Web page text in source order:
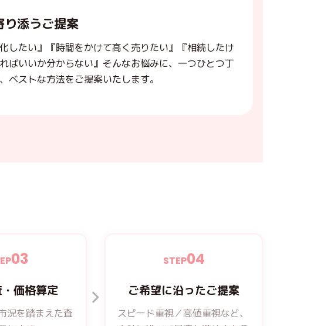
り添うご提案
したい』『時間をかけて高く売りたい』『相続したけ
ばいいか分からない』そんなお悩みに、一つひとつ丁
ベストな方法をご提案いたします。
03
価格算定
況を踏まえた査
STEP04
ご希望に沿ったご提案
スピード重視／高値重視など、